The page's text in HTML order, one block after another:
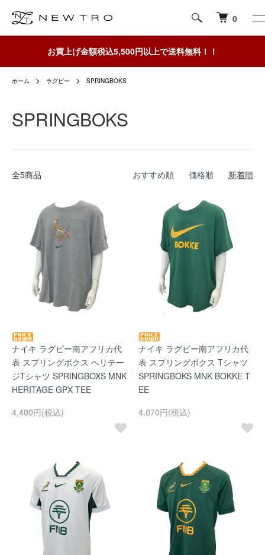
0
お買上げ金額税込5,500円以上で送料無料！！
ホーム ラグビー SPRINGBOKS
SPRINGBOKS
全5商品 おすすめ順 価格順 新着順
ナイキ ラグビー南アフリカ代
表 スプリングボクス ヘリテー
ジTシャツ SPRINGBOXS MNK
HERITAGE GPX TEE
4,400円(税込)
ナイキ ラグビー南アフリカ代
表 スプリングボクス Tシャツ
SPRINGBOKS MNK BOKKE T
EE
4,070円(税込)